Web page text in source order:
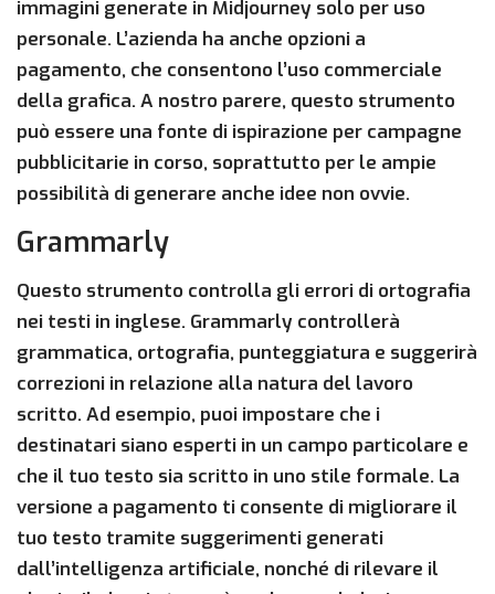
immagini generate in Midjourney solo per uso
personale. L’azienda ha anche opzioni a
pagamento, che consentono l’uso commerciale
della grafica. A nostro parere, questo strumento
può essere una fonte di ispirazione per campagne
pubblicitarie in corso, soprattutto per le ampie
possibilità di generare anche idee non ovvie.
Grammarly
Questo strumento controlla gli errori di ortografia
nei testi in inglese. Grammarly controllerà
grammatica, ortografia, punteggiatura e suggerirà
correzioni in relazione alla natura del lavoro
scritto. Ad esempio, puoi impostare che i
destinatari siano esperti in un campo particolare e
che il tuo testo sia scritto in uno stile formale. La
versione a pagamento ti consente di migliorare il
tuo testo tramite suggerimenti generati
dall’intelligenza artificiale, nonché di rilevare il